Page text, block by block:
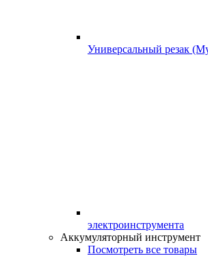
Универсальный резак
электроинструмента
Аккумуляторный инструмент
Посмотреть все товары